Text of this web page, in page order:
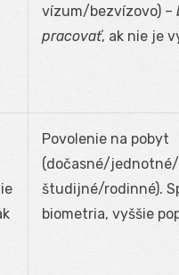
vízum/bezvízovo) –
pracovať, ak nie je
Povolenie na pobyt
(dočasné/
študijné/rodinné).
biometria, vyššie